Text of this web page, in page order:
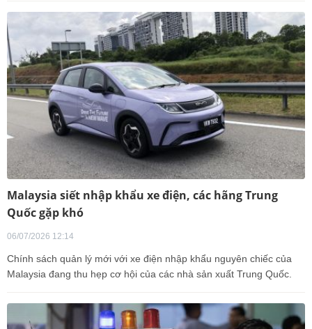
Malaysia siết nhập khẩu xe điện, các hãng Trung
Quốc gặp khó
06/07/2026 12:14
Chính sách quản lý mới với xe điện nhập khẩu nguyên chiếc của
Malaysia đang thu hẹp cơ hội của các nhà sản xuất Trung Quốc.